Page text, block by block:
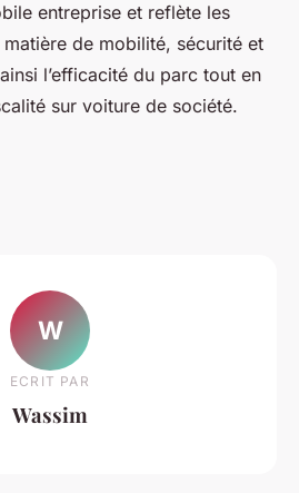
entreprise et reflète les
de mobilité, sécurité et
l’efficacité du parc tout en
sur voiture de société.
W
ECRIT PAR
Wassim